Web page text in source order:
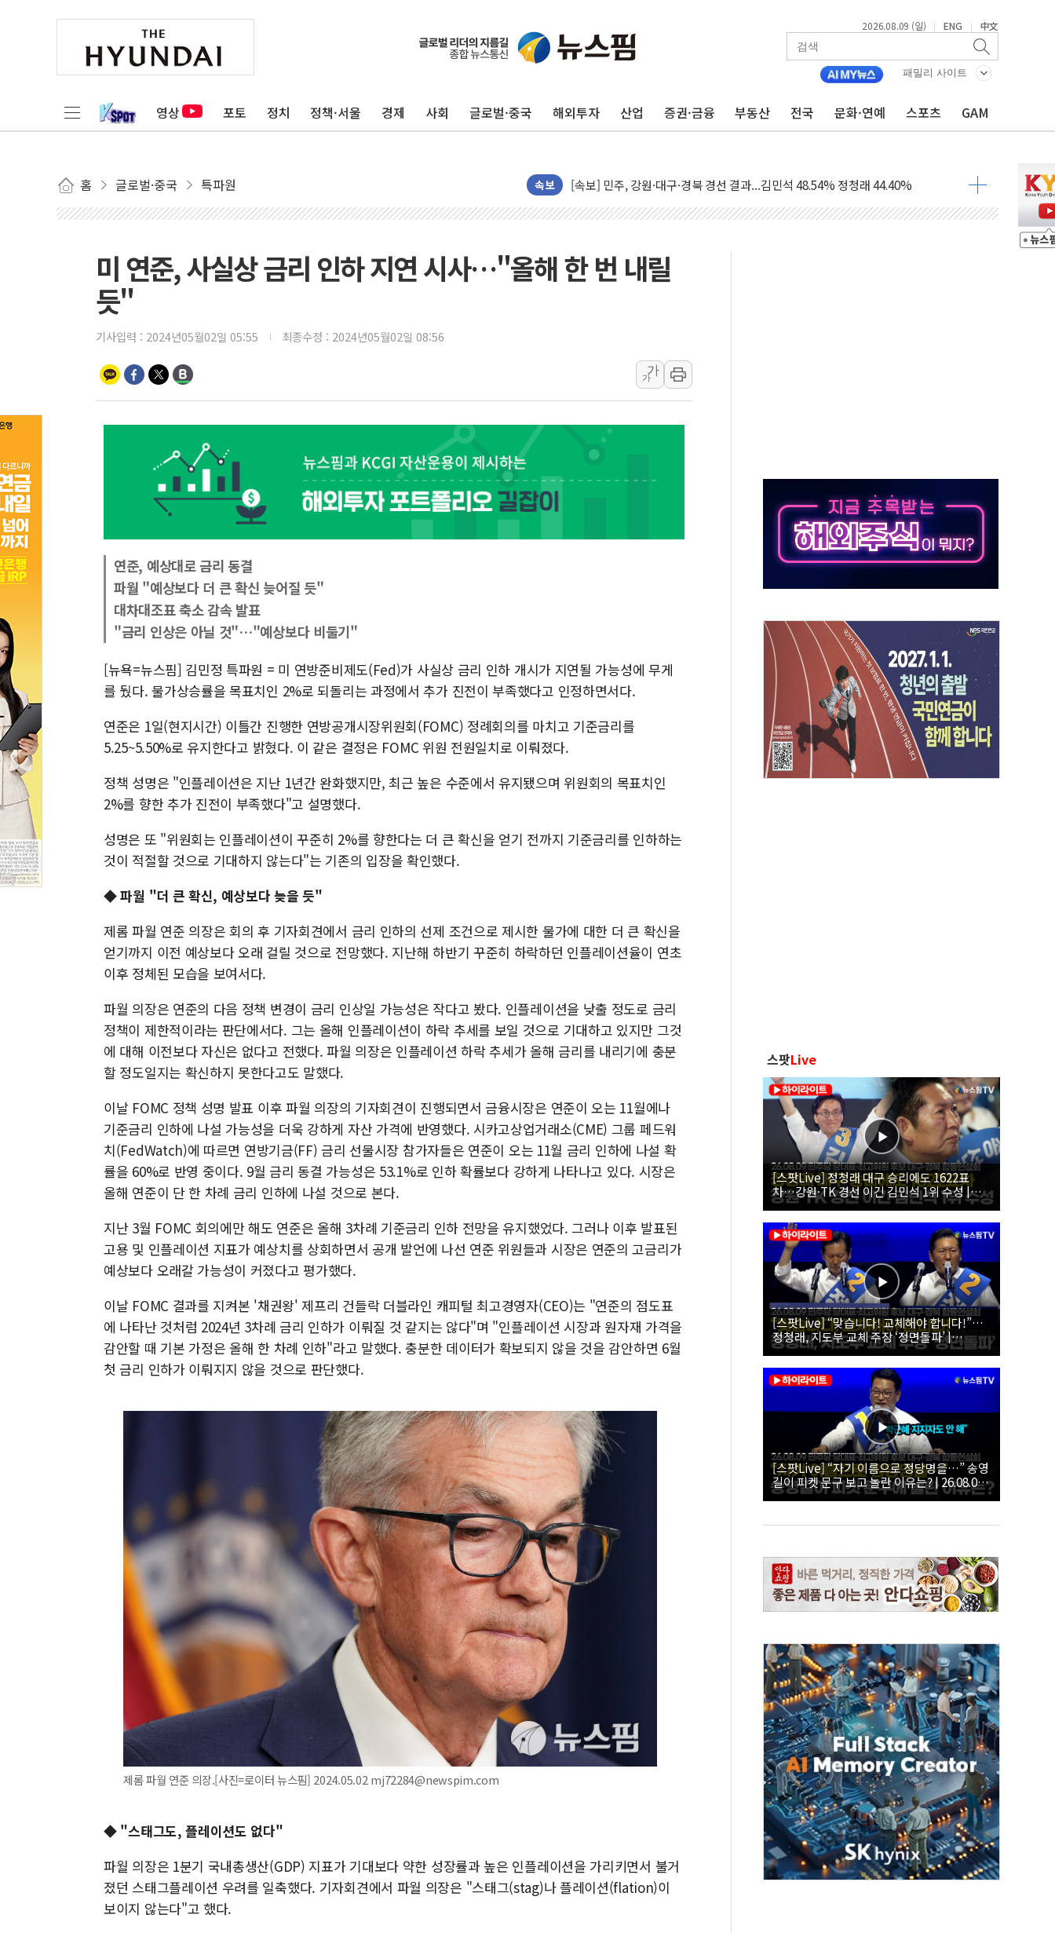
2026.08.09 (일) | ENG | 中文
패밀리 사이트
영상 포토 정치 정책·서울 경제 사회 글로벌·중국 해외투자 산업 증권·금융 부동산 전국 문화·연예 스포츠 GAM
홈 글로벌·중국 특파원 속보
인천서 말다툼 중 어머니 살해 10대 구속…범행 후 반려견도 죽여
김민석, 강원·대구·경북 경선서 정청래에 승리…金 48.54% vs 鄭 44.40%
[속보] 민주, 경북 경선 결과 발표...김민석 47.37% 정청래 45.71% 송영길 6.92%
[속보] 민주, 대구 경선 결과 발표...정청래 47.82% 김민석 46.35% 송영길 5.83%
정재헌 CEO, SKT 장기고객 400명 맞이…"마음 잇는 시간 되길"
최태원, 노소영에 9440억 지급 확정되나…재상고 앞두고 막판 셈법
홈플러스發 대형마트 판매, 역대 최대폭 감소한 9.4%↓…유통업계 양극화 심화
윤준병·이해민 의원, '정부 특사'로 콜롬비아 대통령 취임식 참석
여야, 황희 '버스 하우스' 공방…野 "청년 우롱 기괴" vs 與 "송구한 해프닝"
현대그린푸드 '텍사스로드하우스' 잠실점, 직장인 핫플레이스로 부상
與 "세제개편안 8월 말 당정 조율 완료…초고가·비거주 1주택 등 여론 수렴"
경인고속도로서 차량 4대 연쇄 추돌…7세 남아 등 4명 부상
"AI가 먼저 알아채고 고친다"…LG유플러스, AI 홈네트워크 구현 첫발
미 연준, 사실상 금리 인하 지연 시사…"올해 한 번 내릴
듯"
기사입력 : 2024년05월02일 05:55 최종수정 : 2024년05월02일 08:56
가
가
연준, 예상대로 금리 동결
파월 "예상보다 더 큰 확신 늦어질 듯"
대차대조표 축소 감속 발표
"금리 인상은 아닐 것"…"예상보다 비둘기"
[뉴욕=뉴스핌] 김민정 특파원 = 미 연방준비제도(Fed)가 사실상 금리 인하 개시가 지연될 가능성에 무게
를 뒀다. 물가상승률을 목표치인 2%로 되돌리는 과정에서 추가 진전이 부족했다고 인정하면서다.
연준은 1일(현지시간) 이틀간 진행한 연방공개시장위원회(FOMC) 정례회의를 마치고 기준금리를
5.25~5.50%로 유지한다고 밝혔다. 이 같은 결정은 FOMC 위원 전원일치로 이뤄졌다.
정책 성명은 "인플레이션은 지난 1년간 완화했지만, 최근 높은 수준에서 유지됐으며 위원회의 목표치인
2%를 향한 추가 진전이 부족했다"고 설명했다.
성명은 또 "위원회는 인플레이션이 꾸준히 2%를 향한다는 더 큰 확신을 얻기 전까지 기준금리를 인하하는
것이 적절할 것으로 기대하지 않는다"는 기존의 입장을 확인했다.
◆ 파월 "더 큰 확신, 예상보다 늦을 듯"
제롬 파월 연준 의장은 회의 후 기자회견에서 금리 인하의 선제 조건으로 제시한 물가에 대한 더 큰 확신을
얻기까지 이전 예상보다 오래 걸릴 것으로 전망했다. 지난해 하반기 꾸준히 하락하던 인플레이션율이 연초
이후 정체된 모습을 보여서다.
파월 의장은 연준의 다음 정책 변경이 금리 인상일 가능성은 작다고 봤다. 인플레이션을 낮출 정도로 금리
정책이 제한적이라는 판단에서다. 그는 올해 인플레이션이 하락 추세를 보일 것으로 기대하고 있지만 그것
에 대해 이전보다 자신은 없다고 전했다. 파월 의장은 인플레이션 하락 추세가 올해 금리를 내리기에 충분
할 정도일지는 확신하지 못한다고도 말했다.
이날 FOMC 정책 성명 발표 이후 파월 의장의 기자회견이 진행되면서 금융시장은 연준이 오는 11월에나
기준금리 인하에 나설 가능성을 더욱 강하게 자산 가격에 반영했다. 시카고상업거래소(CME) 그룹 페드워
치(FedWatch)에 따르면 연방기금(FF) 금리 선물시장 참가자들은 연준이 오는 11월 금리 인하에 나설 확
률을 60%로 반영 중이다. 9월 금리 동결 가능성은 53.1%로 인하 확률보다 강하게 나타나고 있다. 시장은
올해 연준이 단 한 차례 금리 인하에 나설 것으로 본다.
지난 3월 FOMC 회의에만 해도 연준은 올해 3차례 기준금리 인하 전망을 유지했었다. 그러나 이후 발표된
고용 및 인플레이션 지표가 예상치를 상회하면서 공개 발언에 나선 연준 위원들과 시장은 연준의 고금리가
예상보다 오래갈 가능성이 커졌다고 평가했다.
이날 FOMC 결과를 지켜본 '채권왕' 제프리 건들락 더블라인 캐피털 최고경영자(CEO)는 "연준의 점도표
에 나타난 것처럼 2024년 3차례 금리 인하가 이뤄질 것 같지는 않다"며 "인플레이션 시장과 원자재 가격을
감안할 때 기본 가정은 올해 한 차례 인하"라고 말했다. 충분한 데이터가 확보되지 않을 것을 감안하면 6월
첫 금리 인하가 이뤄지지 않을 것으로 판단했다.
제롬 파월 연준 의장.[사진=로이터 뉴스핌] 2024.05.02 mj72284@newspim.com
◆ "스태그도, 플레이션도 없다"
파월 의장은 1분기 국내총생산(GDP) 지표가 기대보다 약한 성장률과 높은 인플레이션을 가리키면서 불거
졌던 스태그플레이션 우려를 일축했다. 기자회견에서 파월 의장은 "스태그(stag)나 플레이션(flation)이
보이지 않는다"고 했다.
스팟Live
[스팟Live] 정청래 대구 승리에도 1622표
차…강원·TK 경선 이긴 김민석 1위 수성 |
26.08.09 더불어민주당 당대표·최고위원 후
보 대구·경북 합동연설회
[스팟Live] “맞습니다! 교체해야 합니다!”…
정청래, 지도부 교체 주장 ‘정면돌파’ |
26.08.09 더불어민주당 당대표·최고위원 후
보 대구·경북 합동연설회
[스팟Live] “자기 이름으로 정당명을…” 송영
길이 피켓 문구 보고 놀란 이유는? | 26.08.09
더불어민주당 당대표·최고위원 후보 대구·경